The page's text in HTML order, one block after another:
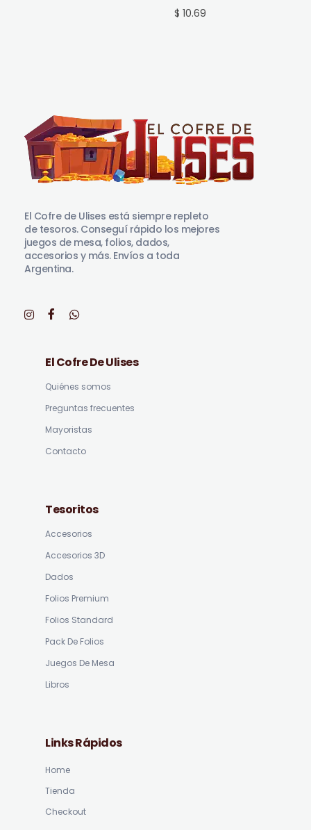
$ 10.69
El Cofre de Ulises está siempre repleto
de tesoros. Conseguí rápido los mejores
juegos de mesa, folios, dados,
accesorios y más. Envíos a toda
Argentina.
El Cofre De Ulises
Quiénes somos
Preguntas frecuentes
Mayoristas
Contacto
Tesoritos
Accesorios
Accesorios 3D
Dados
Folios Premium
Folios Standard
Pack De Folios
Juegos De Mesa
Libros
Links Rápidos
Home
Tienda
Checkout